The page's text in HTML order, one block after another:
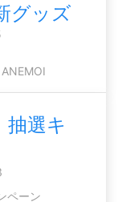
グッズ
ANEMOI
抽選キ
ペーン